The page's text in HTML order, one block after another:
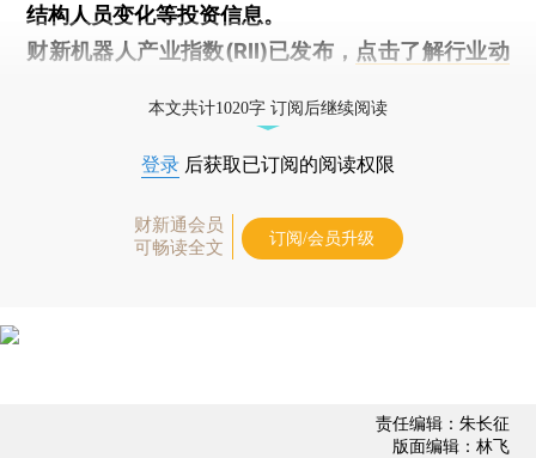
结构人员变化等投资信息。
财新机器人产业指数(RII)已发布， 点击了解行业动
本文共计1020字 订阅后继续阅读
登录 后获取已订阅的阅读权限
财新通会员
可畅读全文
订阅/会员升级
责任编辑：朱长征
版面编辑：林飞